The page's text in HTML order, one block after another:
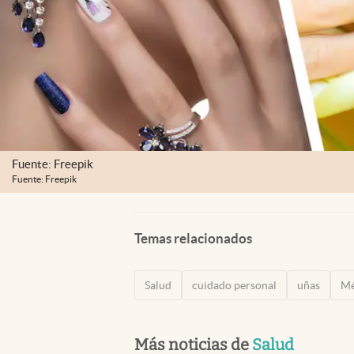
Fuente: Freepik
Fuente: Freepik
Temas relacionados
Salud cuidado personal uñas
Más noticias de Salud